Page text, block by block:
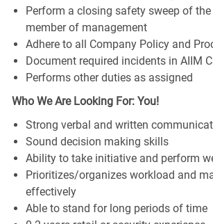
Perform a closing safety sweep of
member of management
Adhere to all Company Policy and
Document required incidents in AIIM
Performs other duties as assigned
Who We Are Looking For: You!
Strong verbal and written
Sound decision making skills
Ability to take initiative and perform
Prioritizes/organizes workload and
effectively
Able to stand for long periods of time